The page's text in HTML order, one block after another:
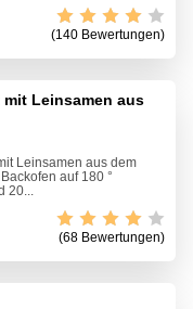
(140 Bewertungen)
Leinsamen aus
Leinsamen aus dem
auf 180 °
20...
(68 Bewertungen)